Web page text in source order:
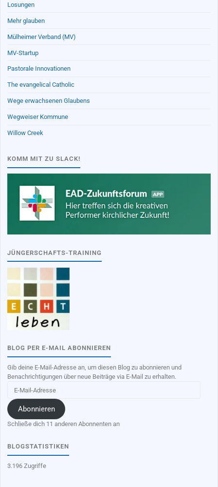
Losungen
Mehr glauben
Mülheimer Verband (MV)
MV-Startup
Pastorale Innovationen
The evangelical Catholic
Wege erwachsenen Glaubens
Wegweiser Kommune
Willow Creek
KOMM MIT ZU SLACK!
JÜNGERSCHAFTS-TRAINING
BLOG PER E-MAIL ABONNIEREN
Gib deine E-Mail-Adresse an, um diesen Blog zu abonnieren und
Benachrichtigungen über neue Beiträge via E-Mail zu erhalten.
Mail-
Adresse
Abonnieren
Schließe dich 11 anderen Abonnenten an
BLOGSTATISTIKEN
3.196 Zugriffe